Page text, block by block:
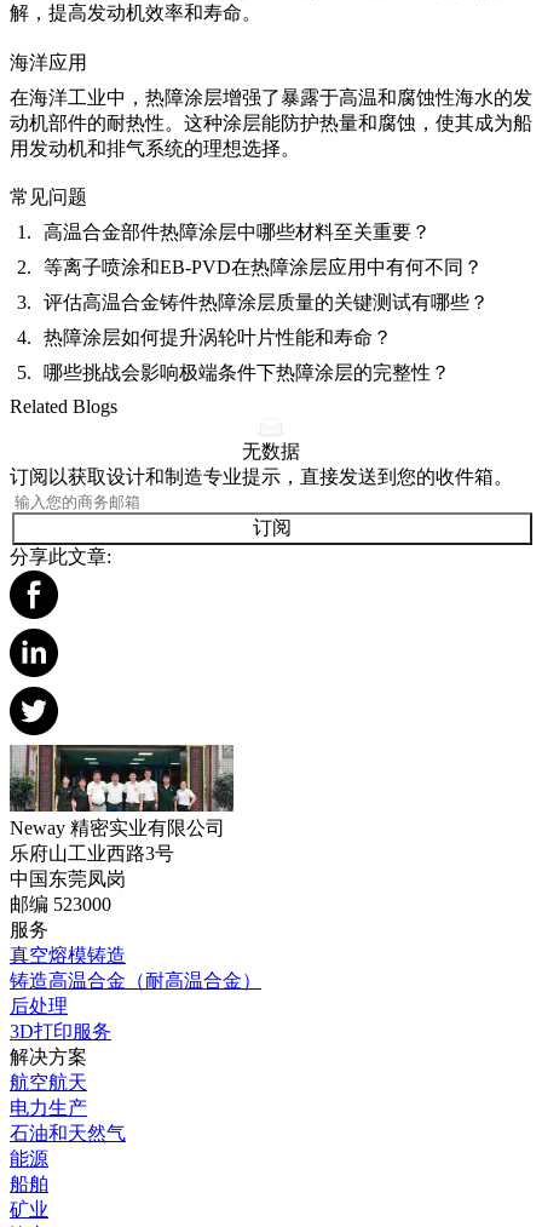
解，提高发动机效率和寿命。
海洋应用
在海洋工业中，热障涂层增强了暴露于高温和腐蚀性海水的发
动机部件的耐热性。这种涂层能防护热量和腐蚀，使其成为船
用发动机和排气系统的理想选择。
常见问题
高温合金部件热障涂层中哪些材料至关重要？
等离子喷涂和EB-PVD在热障涂层应用中有何不同？
评估高温合金铸件热障涂层质量的关键测试有哪些？
热障涂层如何提升涡轮叶片性能和寿命？
哪些挑战会影响极端条件下热障涂层的完整性？
Related Blogs
无数据
订阅以获取设计和制造专业提示，直接发送到您的收件箱。
订阅
分享此文章:
Neway 精密实业有限公司
乐府山工业西路3号
中国东莞凤岗
邮编 523000
服务
真空熔模铸造
铸造高温合金（耐高温合金）
后处理
3D打印服务
解决方案
航空航天
电力生产
石油和天然气
能源
船舶
矿业